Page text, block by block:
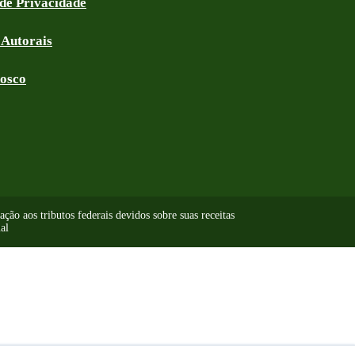
aos tributos federais devidos sobre suas receitas